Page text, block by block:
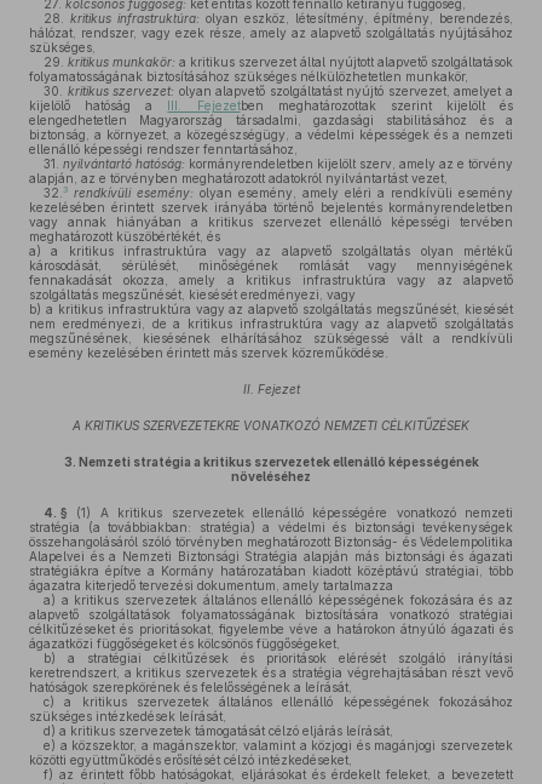
27. kölcsönös függőség: két entitás között fennálló kétirányú függőség,
28.
kritikus infrastruktúra: olyan eszköz, létesítmény, építmény, berendezés,
hálózat, rendszer, vagy ezek része, amely az alapvető szolgáltatás nyújtásához
szükséges,
29. kritikus munkakör: a kritikus szervezet által nyújtott alapvető szolgáltatások
folyamatosságának biztosításához szükséges nélkülözhetetlen munkakör,
30.
kritikus szervezet: olyan alapvető szolgáltatást nyújtó szervezet, amelyet a
kijelölő hatóság a III. Fejezetben meghatározottak szerint kijelölt és
elengedhetetlen Magyarország társadalmi, gazdasági stabilitásához és a
biztonság, a környezet, a közegészségügy, a védelmi képességek és a nemzeti
ellenálló képességi rendszer fenntartásához,
31. nyilvántartó hatóság: kormányrendeletben kijelölt szerv, amely az e törvény
alapján, az e törvényben meghatározott adatokról nyilvántartást vezet,
32. 3 rendkívüli esemény: olyan esemény, amely eléri a rendkívüli esemény
kezelésében érintett szervek irányába történő bejelentés kormányrendeletben
vagy annak hiányában a kritikus szervezet ellenálló képességi tervében
meghatározott küszöbértékét, és
a) a kritikus infrastruktúra vagy az alapvető szolgáltatás olyan mértékű
károsodását, sérülését, minőségének romlását vagy mennyiségének
fennakadását okozza, amely a kritikus infrastruktúra vagy az alapvető
szolgáltatás megszűnését, kiesését eredményezi, vagy
b) a kritikus infrastruktúra vagy az alapvető szolgáltatás megszűnését, kiesését
nem eredményezi, de a kritikus infrastruktúra vagy az alapvető szolgáltatás
megszűnésének, kiesésének elhárításához szükségessé vált a rendkívüli
esemény kezelésében érintett más szervek közreműködése.
II. Fejezet
A KRITIKUS SZERVEZETEKRE VONATKOZÓ NEMZETI CÉLKITŰZÉSEK
3. Nemzeti stratégia a kritikus szervezetek ellenálló képességének
növeléséhez
4. § (1)
A kritikus szervezetek ellenálló képességére vonatkozó nemzeti
stratégia (a továbbiakban: stratégia) a védelmi és biztonsági tevékenységek
összehangolásáról szóló törvényben meghatározott Biztonság- és Védelempolitika
Alapelvei és a Nemzeti Biztonsági Stratégia alapján más biztonsági és ágazati
stratégiákra építve a Kormány határozatában kiadott középtávú stratégiai, több
ágazatra kiterjedő tervezési dokumentum, amely tartalmazza
a) a kritikus szervezetek általános ellenálló képességének fokozására és az
alapvető szolgáltatások folyamatosságának biztosítására vonatkozó stratégiai
célkitűzéseket és prioritásokat, figyelembe véve a határokon átnyúló ágazati és
ágazatközi függőségeket és kölcsönös függőségeket,
b) a stratégiai célkitűzések és prioritások elérését szolgáló irányítási
keretrendszert, a kritikus szervezetek és a stratégia végrehajtásában részt vevő
hatóságok szerepkörének és felelősségének a leírását,
c) a kritikus szervezetek általános ellenálló képességének fokozásához
szükséges intézkedések leírását,
d) a kritikus szervezetek támogatását célzó eljárás leírását,
e) a közszektor, a magánszektor, valamint a közjogi és magánjogi szervezetek
közötti együttműködés erősítését célzó intézkedéseket,
f) az érintett főbb hatóságokat, eljárásokat és érdekelt feleket, a bevezetett